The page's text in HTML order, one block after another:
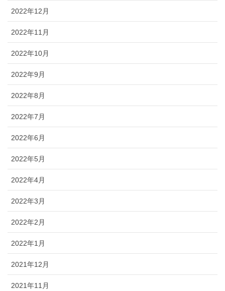
2022年12月
2022年11月
2022年10月
2022年9月
2022年8月
2022年7月
2022年6月
2022年5月
2022年4月
2022年3月
2022年2月
2022年1月
2021年12月
2021年11月